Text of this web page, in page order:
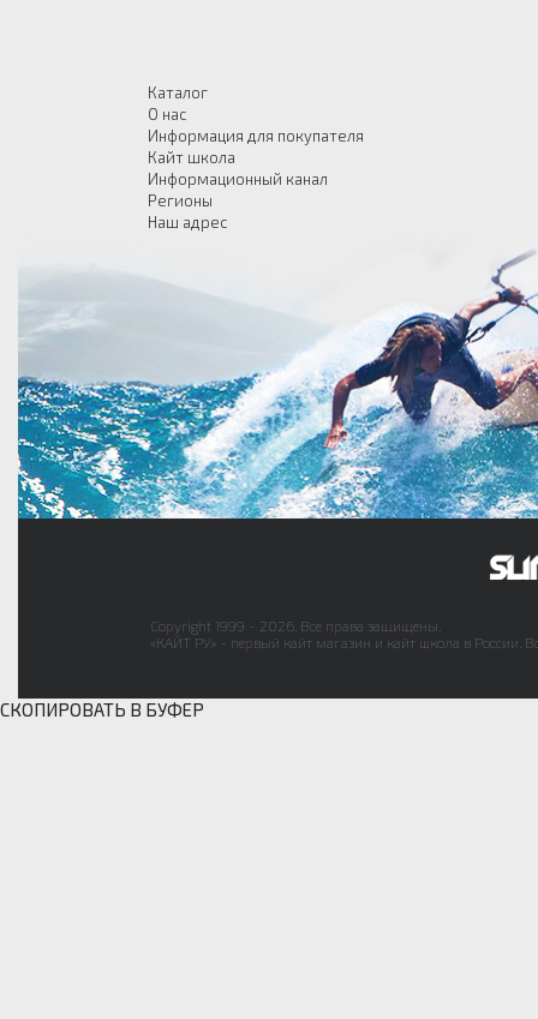
Каталог
О нас
Информация для покупателя
Кайт школа
Информационный канал
Регионы
Наш адрес
Copyright 1999 - 2026. Все права защищены.
«КАЙТ РУ» - первый кайт магазин и кайт школа в России.
СКОПИРОВАТЬ В БУФЕР